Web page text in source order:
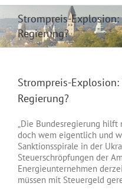
Strompreis-
Regierung?
Strompreis-
Regierung?
„Die Bundesregierung
doch wem eigentlich und
Sanktionsspirale in der
Steuerschröpfungen der
Energieunternehmen
müssen mit Steuergeld